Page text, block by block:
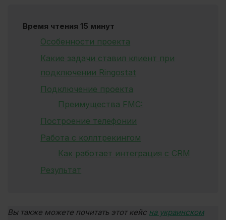
Время чтения 15 минут
Особенности проекта
Какие задачи ставил клиент при
подключении Ringostat
Подключение проекта
Преимущества FMC:
Построение телефонии
Работа с коллтрекингом
Как работает интеграция с CRM
Результат
Вы также можете почитать этот кейс на украинском